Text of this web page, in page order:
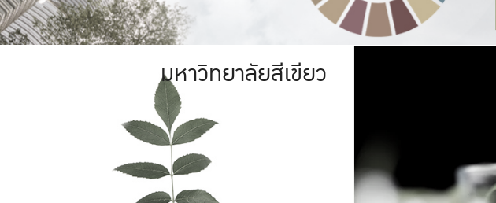
มหาวิทยาลัยสีเขียว